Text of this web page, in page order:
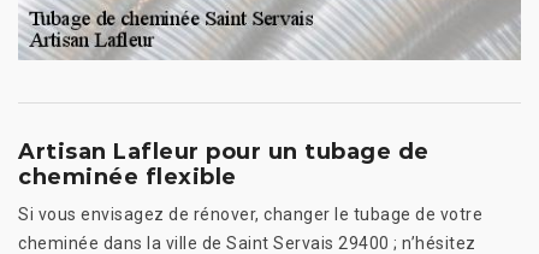
Artisan Lafleur pour un tubage de
cheminée flexible
Si vous envisagez de rénover, changer le tubage de votre
cheminée dans la ville de Saint Servais 29400 ; n’hésitez